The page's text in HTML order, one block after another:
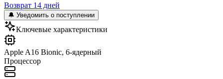
Возврат 14 дней
🔔 Уведомить о поступлении
Ключевые характеристики
Apple A16 Bionic, 6-ядерный
Процессор